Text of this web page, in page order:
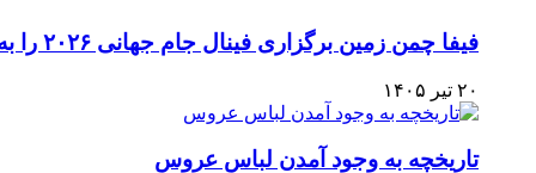
فیفا چمن زمین برگزاری فینال جام جهانی ۲۰۲۶ را به مزایده می‌گذارد
۲۰ تیر ۱۴۰۵
تاریخچه به وجود آمدن لباس عروس